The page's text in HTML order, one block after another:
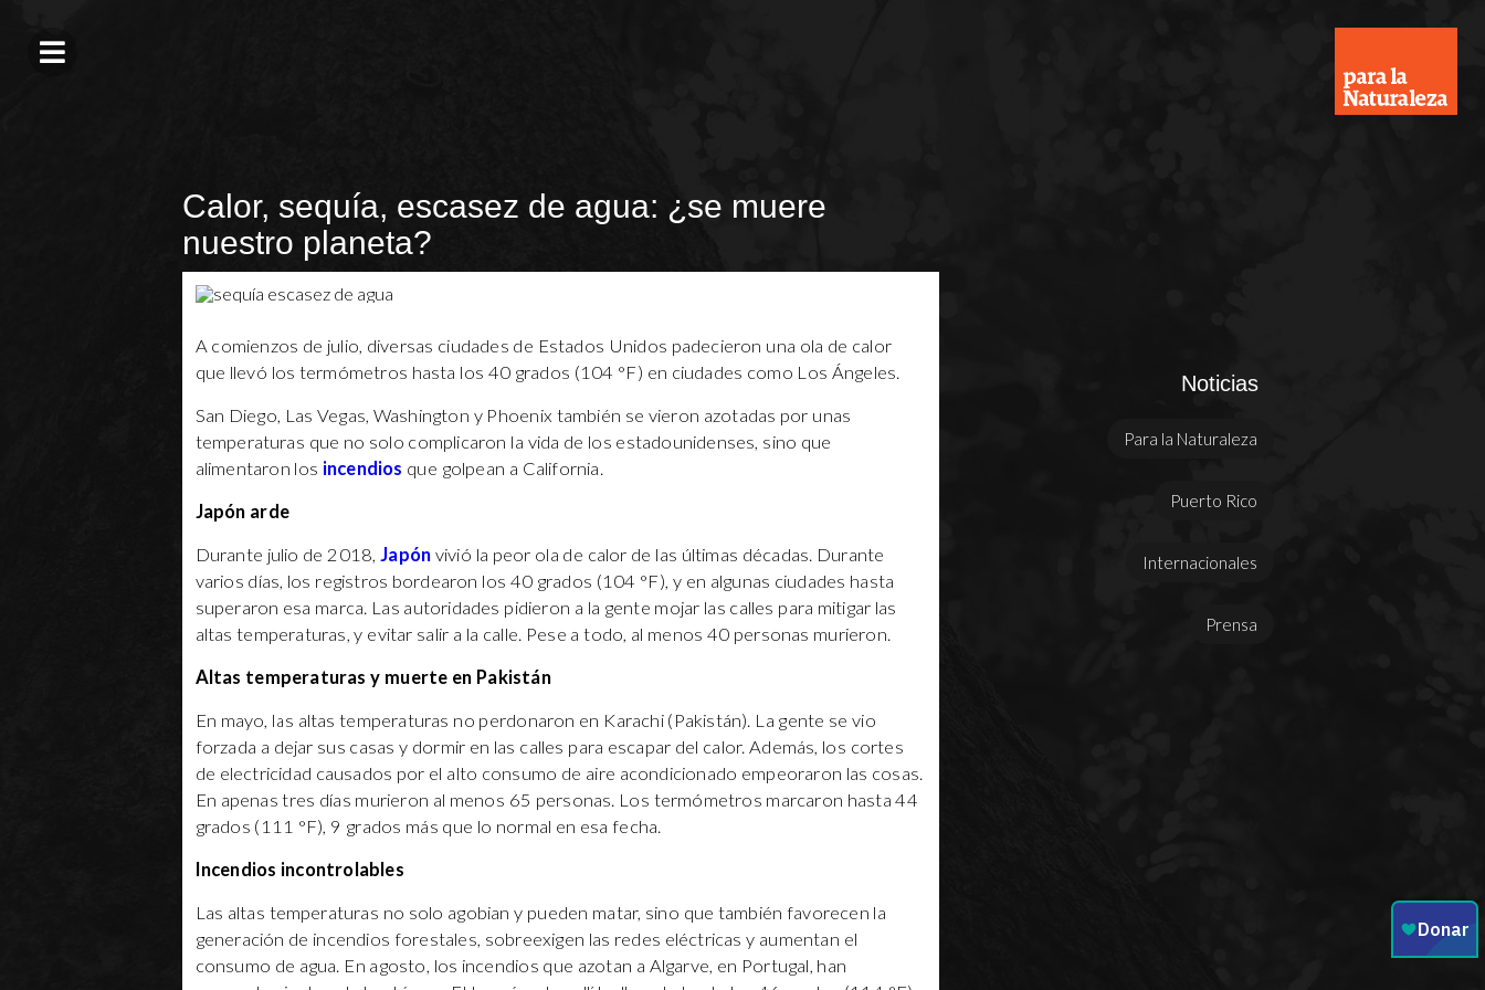
Calor, sequía, escasez de agua: ¿se muere
nuestro planeta?
A comienzos de julio, diversas ciudades de Estados Unidos padecieron una ola de calor
que llevó los termómetros hasta los 40 grados (104 °F) en ciudades como Los Ángeles.
San Diego, Las Vegas, Washington y Phoenix también se vieron azotadas por unas
temperaturas que no solo complicaron la vida de los estadounidenses, sino que
alimentaron los incendios que golpean a California.
Japón arde
Durante julio de 2018,Japón vivió la peor ola de calor de las últimas décadas. Durante
varios días, los registros bordearon los 40 grados (104 °F), y en algunas ciudades hasta
superaron esa marca. Las autoridades pidieron a la gente mojar las calles para mitigar las
altas temperaturas, y evitar salir a la calle. Pese a todo, al menos 40 personas murieron.
Altas temperaturas y muerte en Pakistán
En mayo, las altas temperaturas no perdonaron en Karachi (Pakistán). La gente se vio
forzada a dejar sus casas y dormir en las calles para escapar del calor. Además, los cortes
de electricidad causados por el alto consumo de aire acondicionado empeoraron las cosas.
En apenas tres días murieron al menos 65 personas. Los termómetros marcaron hasta 44
grados (111 °F), 9 grados más que lo normal en esa fecha.
Incendios incontrolables
Las altas temperaturas no solo agobian y pueden matar, sino que también favorecen la
generación de incendios forestales, sobreexigen las redes eléctricas y aumentan el
consumo de agua. En agosto, los incendios que azotan a Algarve, en Portugal, han
Noticias
Para la Naturaleza
Puerto Rico
Internacionales
Prensa